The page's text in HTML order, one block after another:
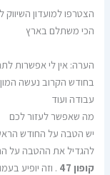
הצטרפו למועדון
הכי משתלם בארץ
הערה: אין לי אפשרות
בחודש הקרוב נעשה
עבודה ועוד
מה שאפשר לעזור לכם
יש הטבה על החודש
להגדיל את ההטבה על
קופון 47
. וזה יופיע